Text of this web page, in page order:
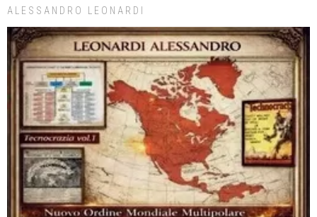
ALESSANDRO LEONARDI